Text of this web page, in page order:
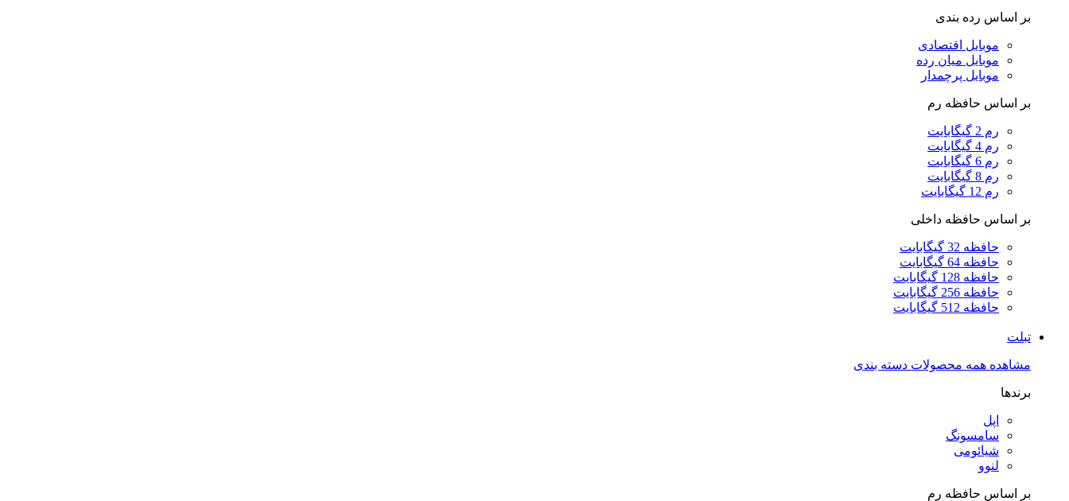
بر اساس رده بندی
موبایل اقتصادی
موبایل میان رده
موبایل پرچمدار
بر اساس حافظه رم
رم 2 گیگابایت
رم 4 گیگابایت
رم 6 گیگابایت
رم 8 گیگابایت
رم 12 گیگابایت
بر اساس حافظه داخلی
حافظه 32 گیگابایت
حافظه 64 گیگابایت
حافظه 128 گیگابایت
حافظه 256 گیگابایت
حافظه 512 گیگابایت
تبلت
مشاهده همه محصولات دسته بندی
برندها
اپل
سامسونگ
شیائومی
لنوو
بر اساس حافظه رم